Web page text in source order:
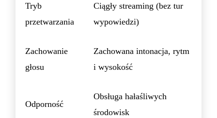
Tryb
przetwarzania
Ciągły streaming (bez tur
wypowiedzi)
Zachowanie
głosu
Zachowana intonacja, rytm
i wysokość
Odporność
Obsługa hałaśliwych
środowisk